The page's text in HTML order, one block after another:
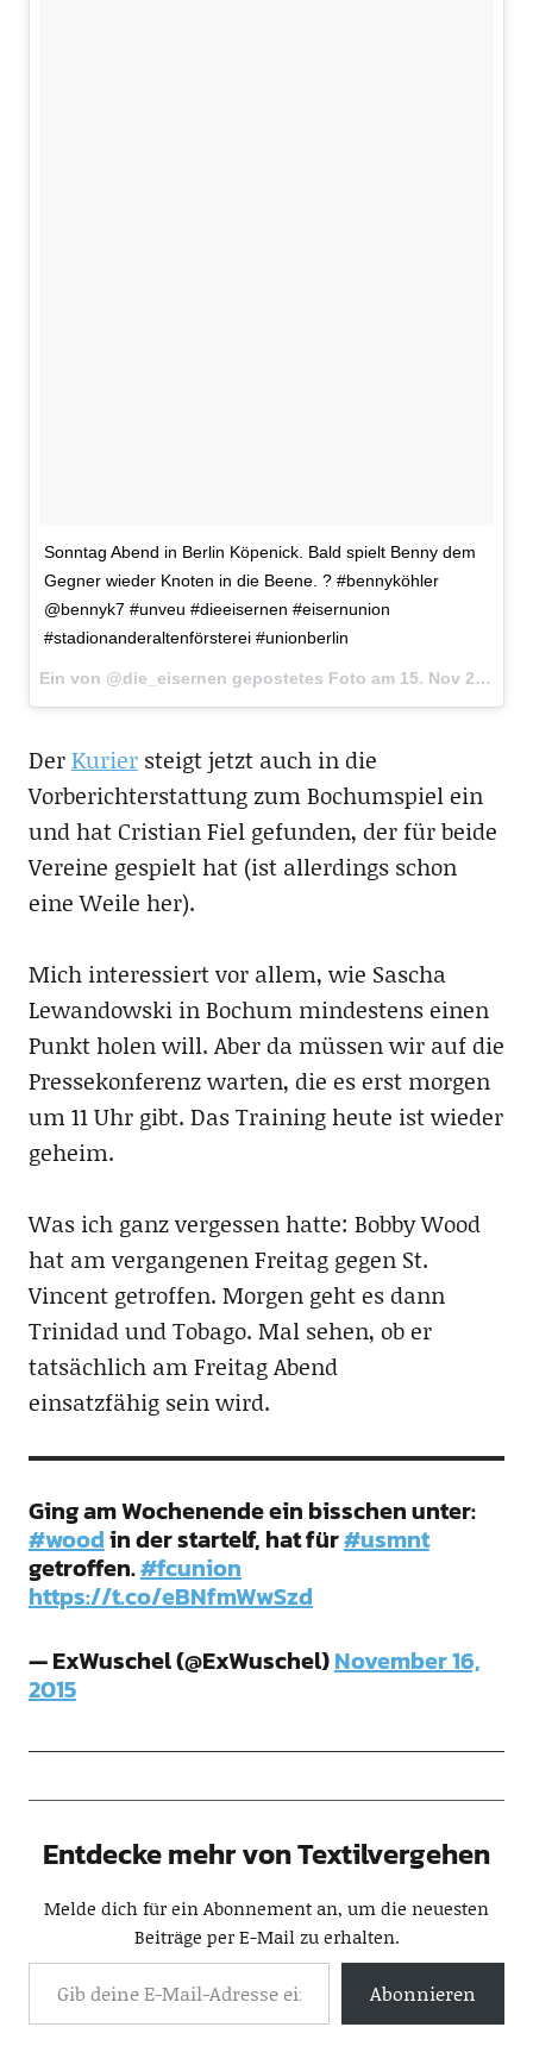
Sonntag Abend in Berlin Köpenick. Bald spielt Benny dem
Gegner wieder Knoten in die Beene. ? #bennyköhler
@bennyk7 #unveu #dieeisernen #eisernunion
#stadionanderaltenförsterei #unionberlin
Ein von @die_eisernen gepostetes Foto am 15. Nov 2015 um 11:14 Uhr
DerKuriersteigt jetzt auch in die
Vorberichterstattung zum Bochumspiel ein
und hat Cristian Fiel gefunden, der für beide
Vereine gespielt hat (ist allerdings schon
eine Weile her).
Mich interessiert vor allem, wie Sascha
Lewandowski in Bochum mindestens einen
Punkt holen will. Aber da müssen wir auf die
Pressekonferenz warten, die es erst morgen
um 11 Uhr gibt. Das Training heute ist wieder
geheim.
Was ich ganz vergessen hatte: Bobby Wood
hat am vergangenen Freitag gegen St.
Vincent getroffen. Morgen geht es dann
Trinidad und Tobago. Mal sehen, ob er
tatsächlich am Freitag Abend
einsatzfähig sein wird.
Ging am Wochenende ein bisschen unter:
#woodin der startelf, hat für#usmnt
getroffen.#fcunion
https://t.co/eBNfmWwSzd
— ExWuschel (@ExWuschel)November 16,
2015
Entdecke mehr von Textilvergehen
Melde dich für ein Abonnement an, um die neuesten
Beiträge per E-Mail zu erhalten.
Abonnieren